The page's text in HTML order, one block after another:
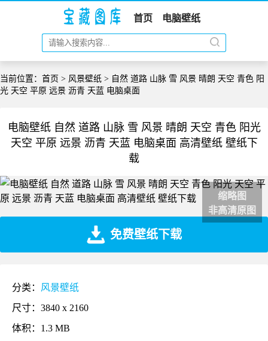
首页 电脑壁纸
当前位置： 首页 > 风景壁纸 > 自然 道路 山脉 雪 风景 晴朗 天空 青色 阳
光 天空 平原 远景 沥青 天蓝 电脑桌面
电脑壁纸 自然 道路 山脉 雪 风景 晴朗 天空 青色 阳光
天空 平原 远景 沥青 天蓝 电脑桌面 高清壁纸 壁纸下
载
缩略图
非高清原图
免费壁纸下载
分类： 风景壁纸
尺寸：3840 x 2160
体积：1.3 MB